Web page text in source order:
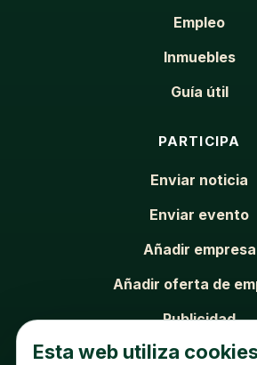
Empleo
Inmuebles
Guía útil
PARTICIPA
Enviar noticia
Enviar evento
Añadir empresa
Añadir oferta de
Publicidad
Newsletter
Esta web utiliza